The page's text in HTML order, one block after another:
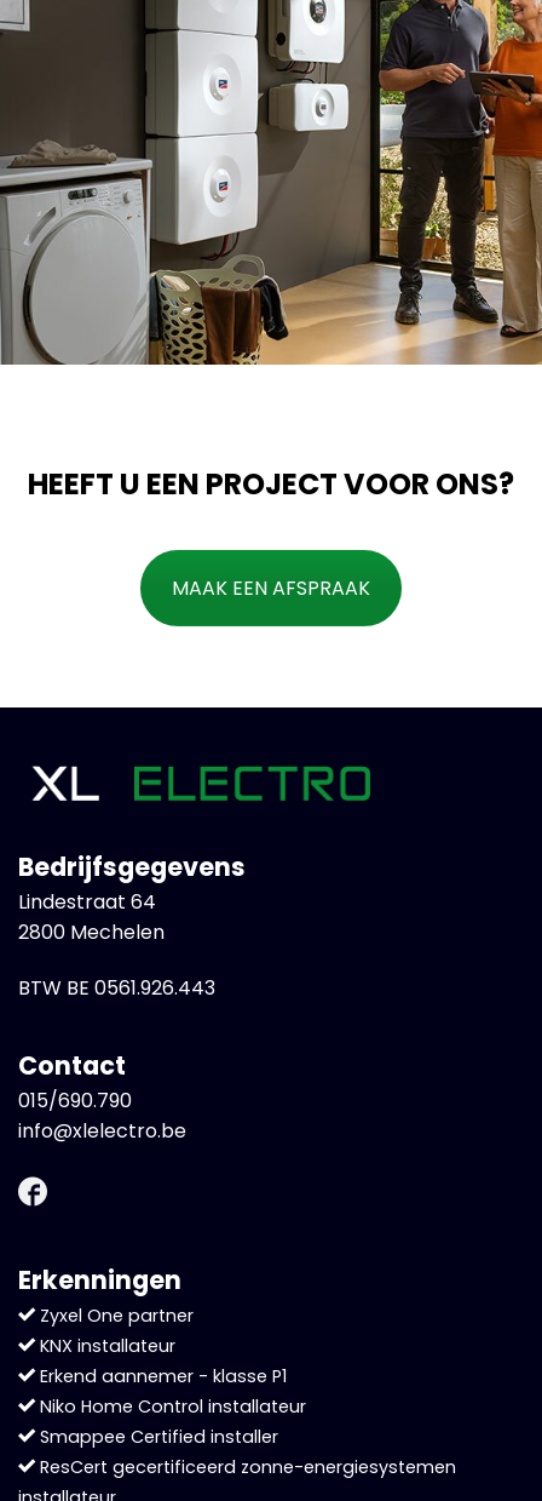
HEEFT U EEN PROJECT VOOR ONS?
MAAK EEN AFSPRAAK
Bedrijfsgegevens
Lindestraat 64
2800 Mechelen
BTW BE 0561.926.443
Contact
015/690.790
info@xlelectro.be
Erkenningen
Zyxel One partner
KNX installateur
Erkend aannemer - klasse P1
Niko Home Control installateur
Smappee Certified installer
ResCert gecertificeerd zonne-energiesystemen